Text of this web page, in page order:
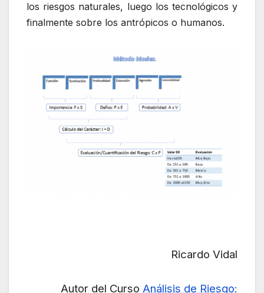
los riesgos naturales, luego los tecnológicos y
finalmente sobre los antrópicos o humanos.
Ricardo Vidal
Autor del Curso Análisis de Riesgo: